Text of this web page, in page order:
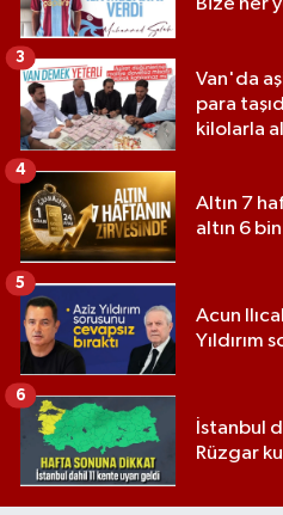
Bize her
Van'da
para
kilolarla
3
Altın 7
altın 6
4
Acun
Yıldırım
5
İstanbul
Rüzgar
6